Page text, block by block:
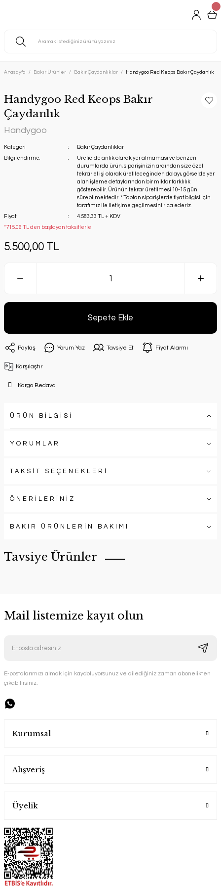
Anasayfa Bakır Ürünler Bakır Çaydanlıklar Handygoo Red Keops Bakır Çaydanlık
Handygoo Red Keops Bakır
Çaydanlık
Handygoo
Kategori
Bakır Çaydanlıklar
Bilgilendirme:
Üreticide anlık olarak yer almaması ve benzeri
durumlarda ürün, siparişinizin ardından size özel
tekrar el işi olarak üretileceğinden dolayı, görselde yer
alan işleme detaylarından bir miktar farklılık
gösterebilir. Ürünün tekrar üretilmesi 10-15 gün
sürebilmektedir. * Toptan siparişlerde fiyat bilgisi için
tarafımız ile iletişime geçilmesini rica ederiz.
Fiyat
4.583,33 TL + KDV
*715,06 TL den başlayan taksitlerle!
5.500,00 TL
Sepete Ekle
Paylaş Yorum Yaz Tavsiye Et Fiyat Alarmı
Karşılaştır
Kargo Bedava
ÜRÜN BİLGİSİ
YORUMLAR
TAKSİT SEÇENEKLERİ
ÖNERİLERİNİZ
BAKIR ÜRÜNLERİN BAKIMI
Tavsiye Ürünler
Mail listemize kayıt olun
E-postalarımızı almak için kaydoluyorsunuz ve dilediğiniz zaman abonelikten
çıkabilirsiniz.
Kurumsal
Alışveriş
Üyelik